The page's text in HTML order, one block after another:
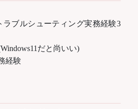
ラブルシューティング実務経験3
だと尚いい)
経験